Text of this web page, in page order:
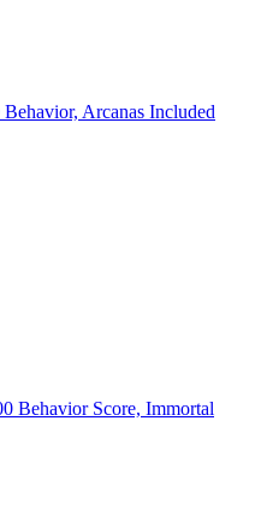
Arcanas Included
Behavior Score, Immortal